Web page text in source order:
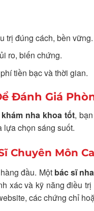
trị đúng cách, bền vững.
ro, biến chứng.
tiền bạc và thời gian.
Đánh Giá
nha khoa tốt,
lựa chọn sáng suốt.
Chuyên Môn
đầu. Một bác sĩ
xác và kỹ năng điều
các chứng chỉ